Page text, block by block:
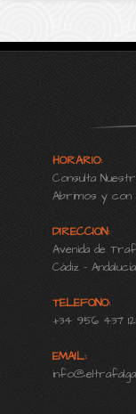
HORARIO:
Consulta
Abrimos y con
DIRECCION:
Avenida de
Cádiz -
TELEFONO:
+34 956 437 121
EMAIL: